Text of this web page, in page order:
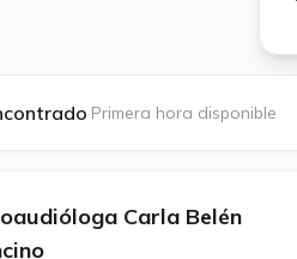
Primera hora disponible
Carla Belén